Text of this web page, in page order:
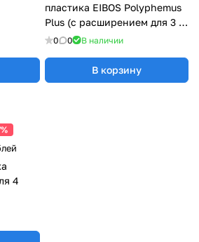
пластика EIBOS Polyphemus
Plus (с расширением для 3 кг
катушки)
0 0 В наличии
В корзину
4